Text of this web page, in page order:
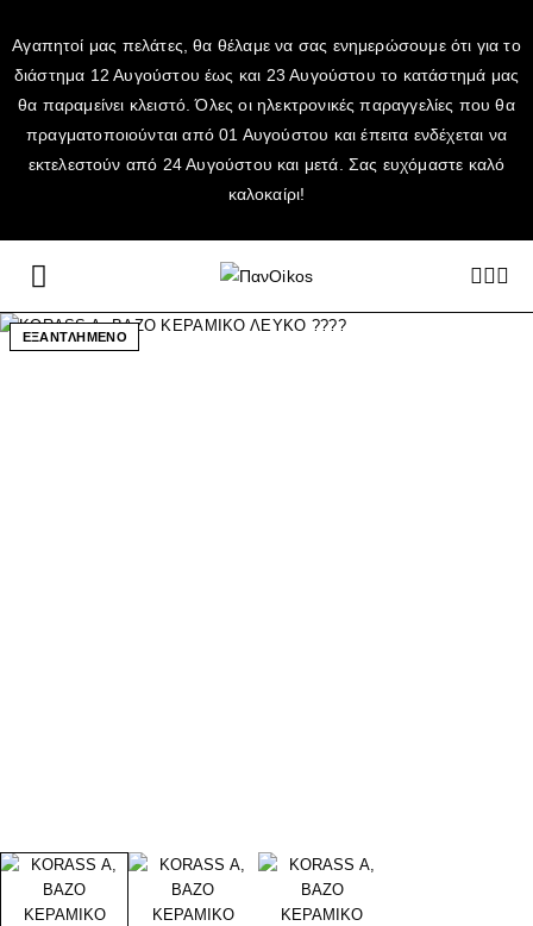
Αγαπητοί μας πελάτες, θα θέλαμε να σας ενημερώσουμε ότι για το
διάστημα 12 Αυγούστου έως και 23 Αυγούστου το κατάστημά μας
θα παραμείνει κλειστό. Όλες οι ηλεκτρονικές παραγγελίες που θα
πραγματοποιούνται από 01 Αυγούστου και έπειτα ενδέχεται να
εκτελεστούν από 24 Αυγούστου και μετά. Σας ευχόμαστε καλό
καλοκαίρι!
ΕΞΑΝΤΛΗΜΕΝΟ